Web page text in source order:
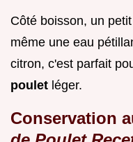
Côté boisson, un
même une eau
citron, c'est parfait
poulet léger.
Conservation